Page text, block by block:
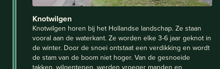
Knotwilgen
Knotwilgen horen bij het Hollandse landschap. Ze staan
vooral aan de waterkant. Ze worden elke 3-6 jaar geknot in
de winter. Door de snoei ontstaat een verdikking en wordt
de stam van de boom niet hoger. Van de gesnoeide